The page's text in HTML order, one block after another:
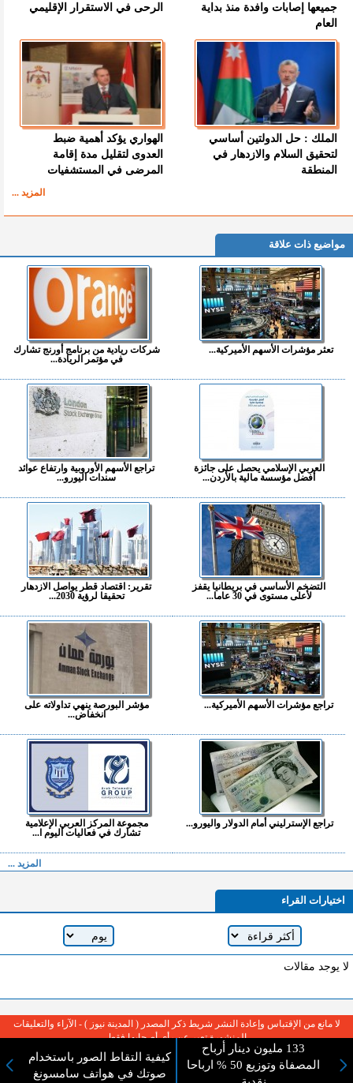
جميعها إصابات وافدة منذ بداية
العام
الرحى في الاستقرار الإقليمي
الملك : حل الدولتين أساسي
لتحقيق السلام والازدهار في
المنطقة
الهواري يؤكد أهمية ضبط
العدوى لتقليل مدة إقامة
المرضى في المستشفيات
المزيد ...
مواضيع ذات علاقة
تعثر مؤشرات الأسهم الأميركية...
شركات ريادية من برنامج أورنج تشارك
في مؤتمر الريادة...
العربي الإسلامي يحصل على جائزة
أفضل مؤسسة مالية بالأردن...
تراجع الأسهم الأوروبية وارتفاع عوائد
سندات اليورو...
التضخم الأساسي في بريطانيا يقفز
لأعلى مستوى في 30 عاما...
تقرير: اقتصاد قطر يواصل الازدهار
تحقيقا لرؤية 2030...
تراجع مؤشرات الأسهم الأميركية...
مؤشر البورصة ينهي تداولاته على
انخفاض...
تراجع الإسترليني أمام الدولار واليورو...
مجموعة المركز العربي الإعلامية
تشارك في فعاليات اليوم ا...
المزيد ...
اختيارات القراء
لا يوجد مقالات
133 مليون دينار أرباح
المصفاة وتوزيع 50 % ارباحا
كيفية التقاط الصور باستخدام
صوتك في هواتف سامسونغ
لا مانع من الإقتباس وإعادة النشر شريط ذكر المصدر ( المدينة نيوز ) - الآراء والتعليقات
المنشورة تعبر عن رأي أصحابها فقط